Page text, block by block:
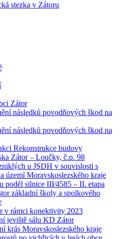
stezka v Zátoru
Zátor
následků povodňových škod na
následků povodňových škod na
Rekonstrukce budovy
Zátor – Loučky, č.p. 98
u JSDH v souvislosti s
území Moravskoslezského kraje
podél silnice III⁄4585 – II. etapa
základní školy a spolkového
v rámci konektivity 2023
jeviště sálu KD Zátor
krás Moravskoslezského kraje